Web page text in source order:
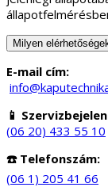
Milyen
E-mail cím:
📱
(06 20) 433 55 10
☎️ Telefonszám:
(06 1) 205 41 66